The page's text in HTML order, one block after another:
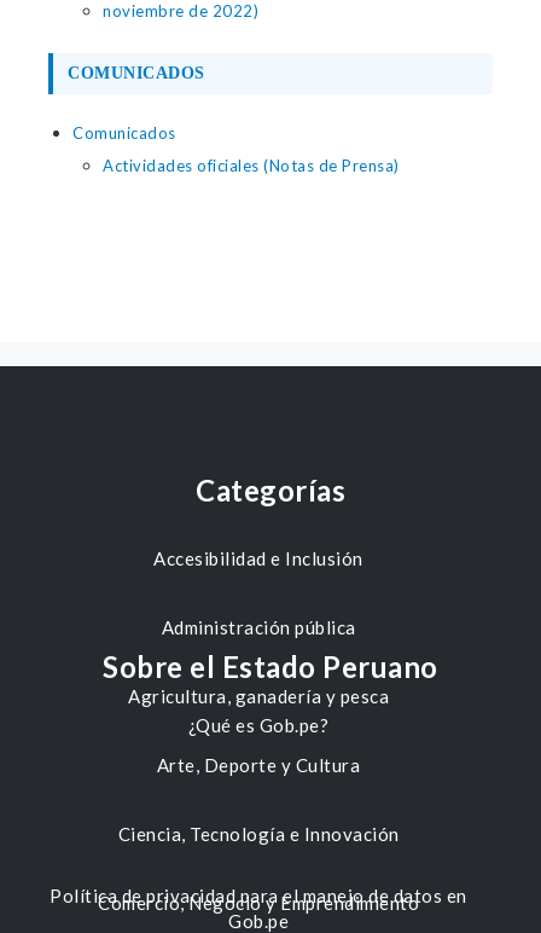
noviembre de 2022)
COMUNICADOS
Comunicados
Actividades oficiales (Notas de Prensa)
Categorías
Accesibilidad e Inclusión
Administración pública
Agricultura, ganadería y pesca
Arte, Deporte y Cultura
Ciencia, Tecnología e Innovación
Comercio, Negocio y Emprendimiento
Sobre el Estado Peruano
¿Qué es Gob.pe?
Política de privacidad para el manejo de datos en
Gob.pe